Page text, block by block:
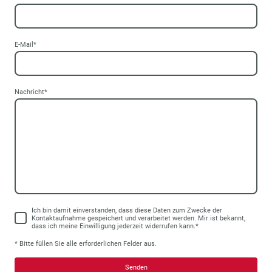
E-Mail *
Nachricht*
Ich bin damit einverstanden, dass diese Daten zum Zwecke der
Kontaktaufnahme gespeichert und verarbeitet werden. Mir ist bekannt,
dass ich meine Einwilligung jederzeit widerrufen kann.*
* Bitte füllen Sie alle erforderlichen Felder aus.
Senden